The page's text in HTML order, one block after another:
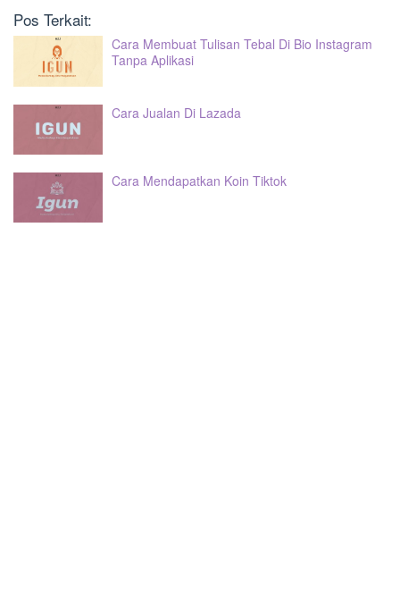
Pos Terkait:
Cara Membuat Tulisan Tebal Di Bio Instagram
Tanpa Aplikasi
Cara Jualan Di Lazada
Cara Mendapatkan Koin Tiktok